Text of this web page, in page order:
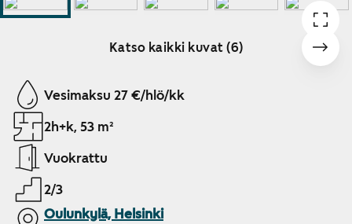
Katso kaikki kuvat (6)
Näytetään dia 1 / 6
Vesimaksu 27 €/hlö/kk
2h+k, 53 m²
Vuokrattu
2/3
Oulunkylä, Helsinki